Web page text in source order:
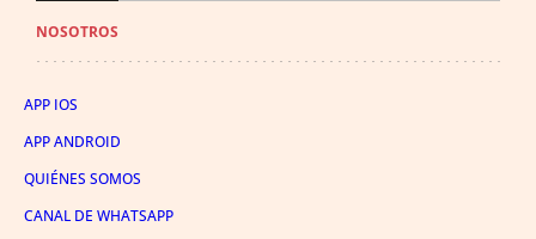
NOSOTROS
APP IOS
APP ANDROID
QUIÉNES SOMOS
CANAL DE WHATSAPP